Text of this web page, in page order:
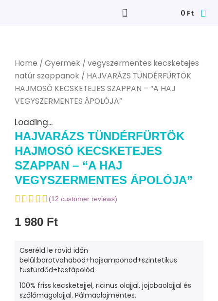
0 Ft
Home / Gyermek / vegyszermentes kecsketejes
natúr szappanok / HAJVARÁZS TÜNDÉRFÜRTÖK
HAJMOSÓ KECSKETEJES SZAPPAN – “A HAJ
VEGYSZERMENTES ÁPOLÓJA”
Loading...
HAJVARÁZS TÜNDÉRFÜRTÖK
HAJMOSÓ KECSKETEJES
SZAPPAN – “A HAJ
VEGYSZERMENTES ÁPOLÓJA”
(12 customer reviews)
1 980 Ft
Cseréld le rövid időn
belül:borotvahabod+hajsamponod+szintetikus
tusfürdőd+testápolód
100% friss kecsketejjel, ricinus olajjal, jojobaolajjal és
szőlőmagolajjal. Pálmaolajmentes.